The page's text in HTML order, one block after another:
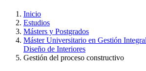
Inicio
Estudios
Másters y Postgrados
Máster Universitario en Gestión
Diseño de Interiores
Gestión del proceso constructivo